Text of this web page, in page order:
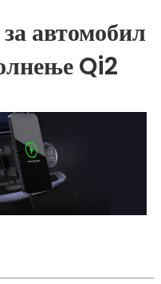
автомобил
Qi2